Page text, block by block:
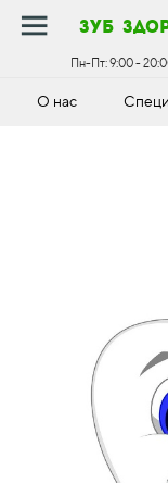
зуб
Пн-Пт:9:00 -
О нас